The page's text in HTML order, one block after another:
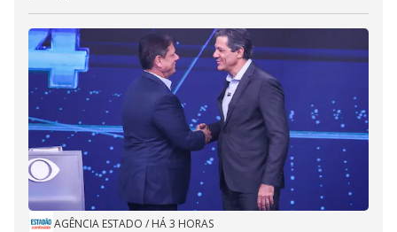
AGÊNCIA ESTADO / HÁ 3 HORAS